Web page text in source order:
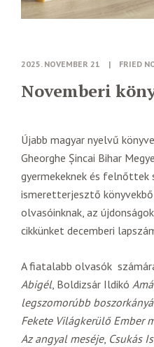
2025. NOVEMBER 21 | FRIED
Novemberi
Újabb magyar nyelvű
Gheorghe Șincai Bihar
gyermekeknek és felnőttek
ismeretterjesztő
olvasóinknak, az
cikkünket decemberi
A fiatalabb olvasók
Abigél, Boldizsár Ildikó
legszomorúbb
Fekete Világkerülő Ember
Az angyal meséje, Csukás